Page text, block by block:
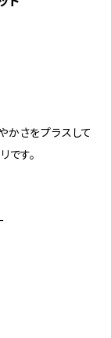
さをプラスして
です。